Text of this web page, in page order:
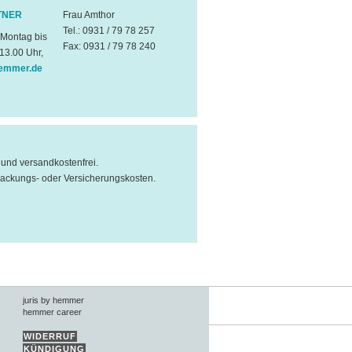
bis
Uhr,
Frau Amthor
Tel.: 0931 / 79 78 257
Fax: 0931 / 79 78 240
versandkostenfrei.
oder Versicherungskosten.
juris by hemmer
hemmer career
WIDERRUF
KÜNDIGUNG